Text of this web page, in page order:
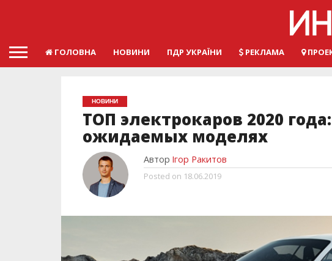
ГОЛОВНА НОВИНИ ПДР УКРАЇНИ РЕКЛАМА
НОВИНИ
ТОП электрокаров 2020
ожидаемых моделях
Автор Ігор Ракитов
Posted on 18.06.2019